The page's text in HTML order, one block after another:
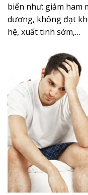
biến như: giảm ham
dương, không đạt
hệ, xuất tinh sớm,…